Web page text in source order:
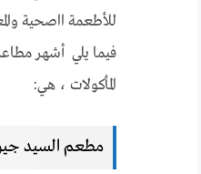
للأطعمة ااصحية
فيما يلي أشهر
المأكولات ، هي:
مطعم السيد